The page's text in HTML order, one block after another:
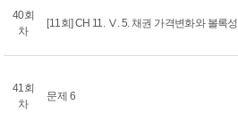
40회
차
[11회] CH 11. Ⅴ. 5. 채권 가격변화와 볼록성
41회
차
문제 6